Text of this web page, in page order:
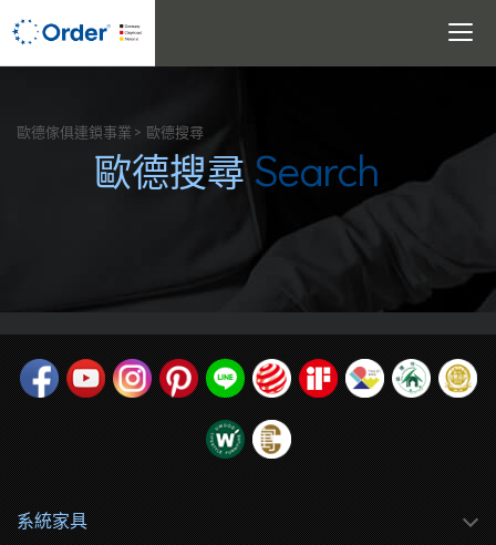
Toggle
歐德傢俱連鎖事業 歐德搜尋
歐德搜尋 Search
系統家具